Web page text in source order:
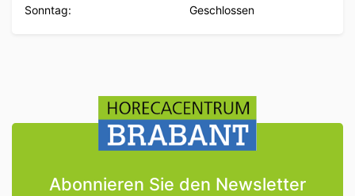
Sonntag:
Geschlossen
Abonnieren Sie den Newsletter